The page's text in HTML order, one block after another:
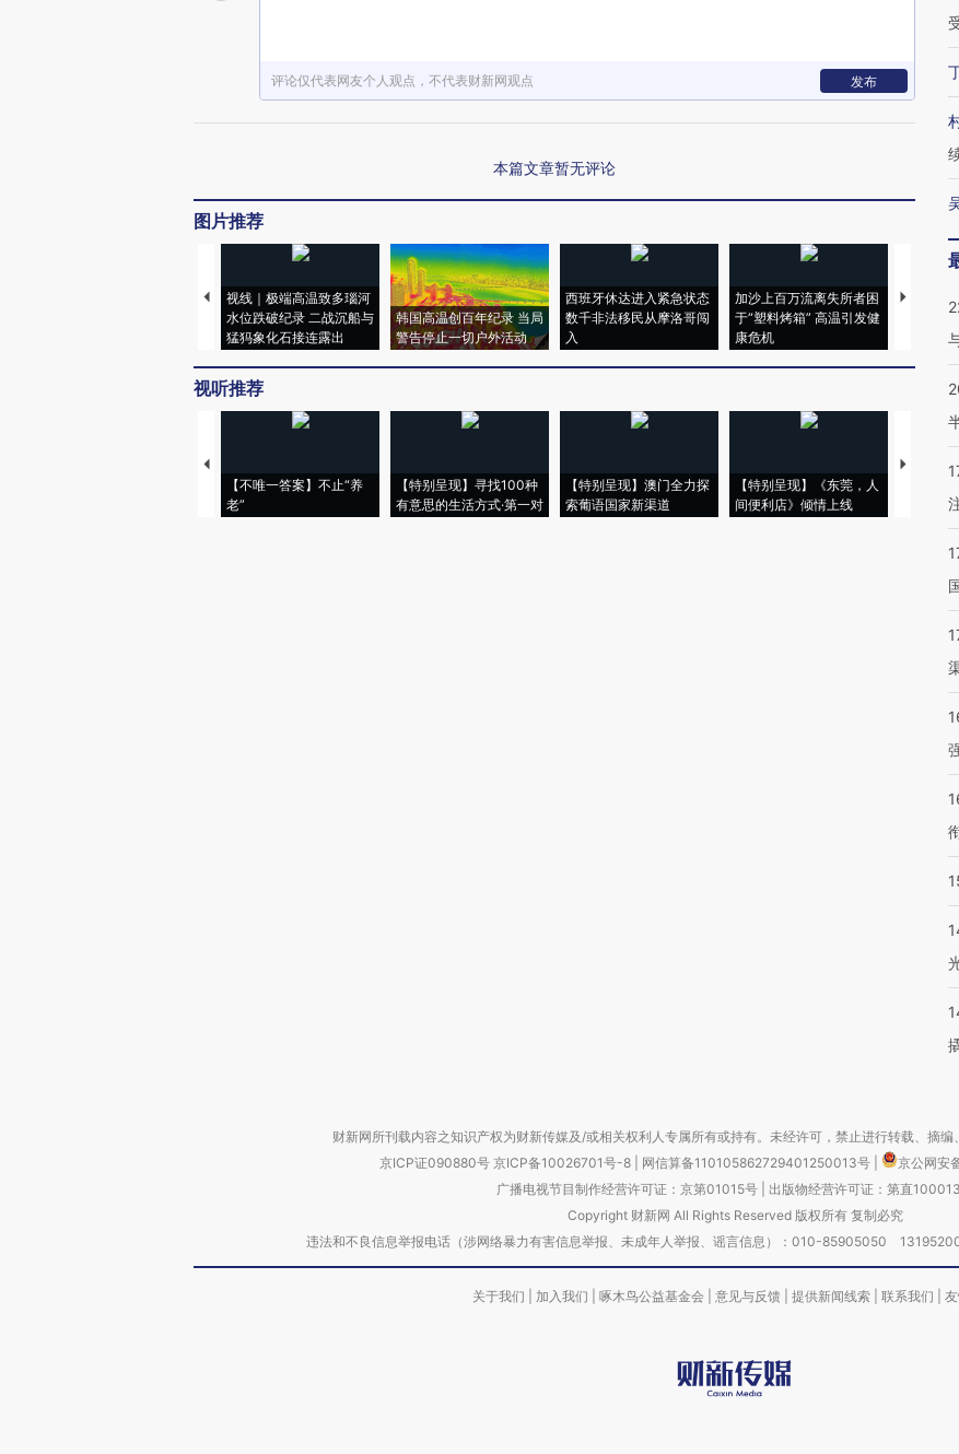
评论仅代表网友个人观点，不代表财新网观点 发布
本篇文章暂无评论
图片推荐
视线｜极端高温致多瑙河
水位跌破纪录 二战沉船与
猛犸象化石接连露出
韩国高温创百年纪录 当局
警告停止一切户外活动
西班牙休达进入紧急状态
数千非法移民从摩洛哥闯
入
加沙上百万流离失所者困
于“塑料烤箱” 高温引发健
康危机
视线｜
术：是
心“花钱
视听推荐
【不唯一答案】不止“养
老”
【特别呈现】寻找100种
有意思的生活方式·第一对
【特别呈现】澳门全力探
索葡语国家新渠道
【特别呈现】《东莞，人
间便利店》倾情上线
【推广
财新网所刊载内容之知识产权为财新传媒及/或相关权利人专属所有或持有。未经许可，禁止进行转载、摘编
京ICP证090880号 京ICP备10026701号-8 网信算备110105862729401250013号
京公网安
广播电视节目制作经营许可证：京第01015号| 出版物经营许可证：第直
Copyright 财新网 All Rights Reserved 版权所有 复制必究
违法和不良信息举报电话（涉网络暴力有害信息举报、未成年人举报、谣言信息）：010-85905050
关于我们 加入我们 啄木鸟公益基金会 意见与反馈 提供新闻线索 联系我们